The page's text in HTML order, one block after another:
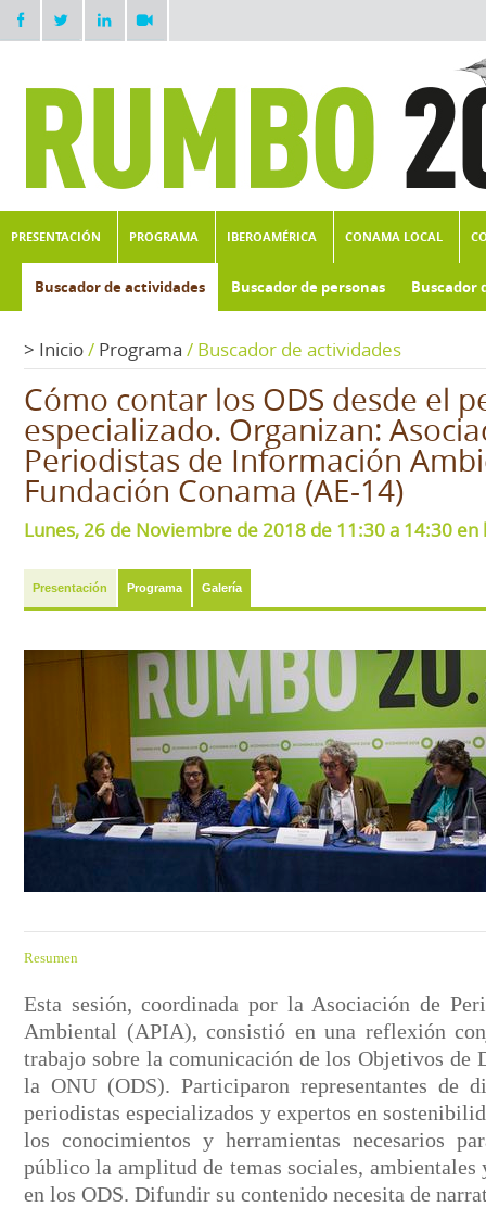
PRESENTACIÓN PROGRAMA IBEROAMÉRICA CONAMA LOCAL
Buscador de actividades Buscador de personas Buscador
> Inicio/ Programa / Buscador de actividades
Cómo contar los ODS desde el
especializado. Organizan:
Periodistas de Información
Fundación Conama (AE-14)
Lunes, 26 de Noviembre de 2018 de 11:30 a 14:30 en
Presentación Programa Galería
Resumen
Esta sesión, coordinada por la Asociación de
Ambiental (APIA), consistió en una reflexión
trabajo sobre la comunicación de los Objetivos de
la ONU (ODS). Participaron representantes de
periodistas especializados y expertos en
los conocimientos y herramientas necesarios
público la amplitud de temas sociales, ambientales
en los ODS. Difundir su contenido necesita de